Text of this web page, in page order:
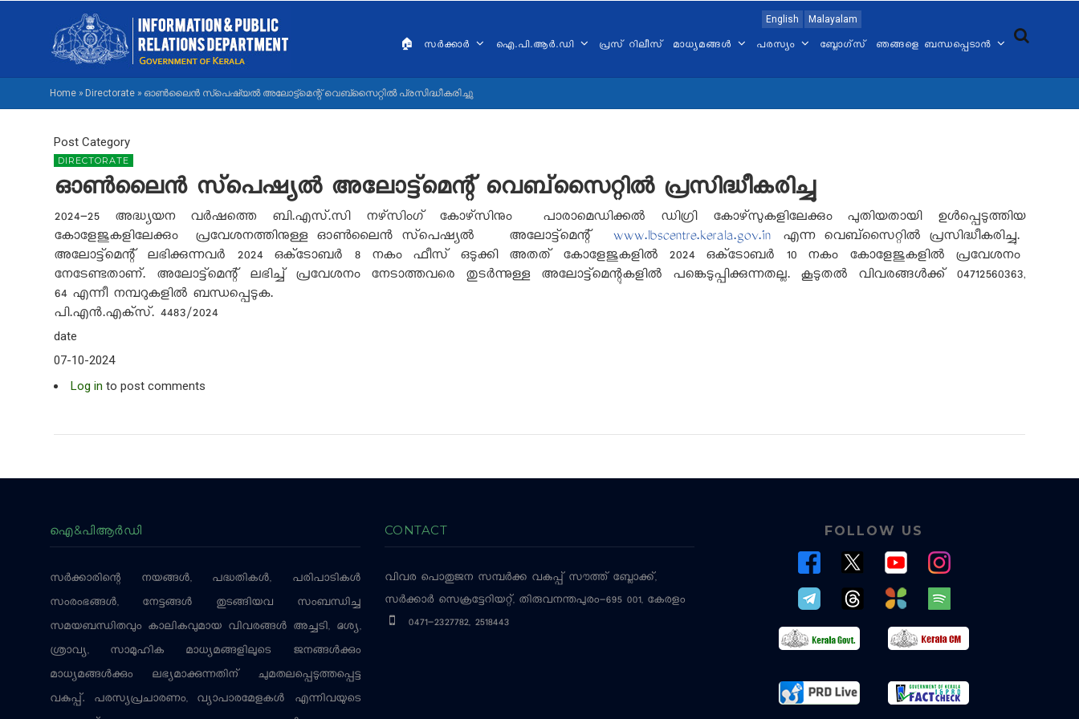
English Malayalam
NAVIGATION
🏠 സർക്കാർ ഐ.പി.ആർ.ഡി പ്രസ് റിലീസ് മാധ്യമങ്ങൾ പരസ്യം ബ്ലോഗ്സ് ഞങ്ങളെ ബന്ധപ്പെടാൻ
BREADCRUMB
Home » Directorate » ഓൺലൈൻ സ്‌പെഷ്യൽ അലോട്ട്‌മെന്റ് വെബ്‌സൈറ്റിൽ പ്രസിദ്ധീകരിച്ചു
Post Category
DIRECTORATE
ഓൺലൈൻ സ്‌പെഷ്യൽ അലോട്ട്‌മെന്റ് വെബ്‌സൈറ്റിൽ പ്രസിദ്ധീകരിച്ചു
2024-25അദ്ധ്യയന വർഷത്തെ ബി.എസ്.സി നഴ്‌സിംഗ് കോഴ്‌സിനും പാരാമെഡിക്കൽ ഡിഗ്രി കോഴ്‌സുകളിലേക്കും പുതിയതായി ഉൾപ്പെടുത്തിയ
കോളേജുകളിലേക്കും പ്രവേശനത്തിനുള്ള ഓൺലൈൻ സ്‌പെഷ്യൽ അലോട്ട്‌മെന്റ്
www.lbscentre.kerala.gov.in
എന്ന വെബ്‌സൈറ്റിൽ പ്രസിദ്ധീകരിച്ചു.
അലോട്ട്‌മെന്റ് ലഭിക്കുന്നവർ 2024ഒക്‌ടോബർ 8നകം ഫീസ് ഒടുക്കി അതത് കോളേജുകളിൽ 2024ഒക്‌ടോബർ 10നകം കോളേജുകളിൽ പ്രവേശനം
നേടേണ്ടതാണ്. അലോട്ട്‌മെന്റ് ലഭിച്ച് പ്രവേശനം നേടാത്തവരെ തുടർന്നുള്ള അലോട്ട്‌മെന്റുകളിൽ പങ്കെടുപ്പിക്കുന്നതല്ല.കൂടുതൽ വിവരങ്ങൾക്ക് 04712560363,
64എന്നീ നമ്പറുകളിൽ ബന്ധപ്പെടുക.
പി.എൻ.എക്‌സ്. 4483/2024
date
07-10-2024
Log in to post comments
ഐ&പിആര്‍ഡി
സര്‍ക്കാരിന്റെ നയങ്ങള്‍, പദ്ധതികള്‍, പരിപാടികള്‍
സംരംഭങ്ങള്‍, നേട്ടങ്ങള്‍ തുടങ്ങിയവ സംബന്ധിച്ച
സമയബന്ധിതവും കാലികവുമായ വിവരങ്ങള്‍ അച്ചടി, ദൃശ്യ,
ശ്രാവ്യ, സാമൂഹിക മാധ്യമങ്ങളിലൂടെ ജനങ്ങള്‍ക്കും
മാധ്യമങ്ങള്‍ക്കും ലഭ്യമാക്കുന്നതിന് ചുമതലപ്പെടുത്തപ്പെട്ട
വകുപ്പ്. പരസ്യപ്രചാരണം, വ്യാപാരമേളകള്‍ എന്നിവയുടെ
CONTACT
വിവര പൊതുജന സമ്പര്‍ക്ക വകുപ്പ് സൗത്ത് ബ്ലോക്ക്,
സര്‍ക്കാര്‍ സെക്രട്ടേറിയറ്റ്, തിരുവനന്തപുരം-695 001, കേരളം
0471-2327782, 2518443
FOLLOW US